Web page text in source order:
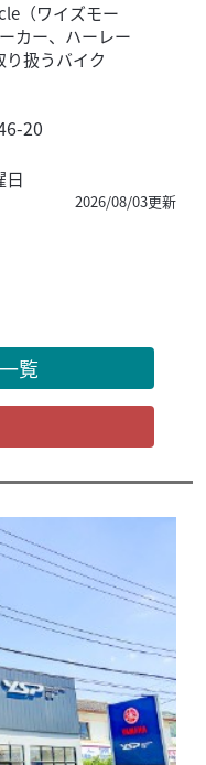
（ワイズモー
カー、ハーレー
扱うバイク
20
2026/08/03更新
覧